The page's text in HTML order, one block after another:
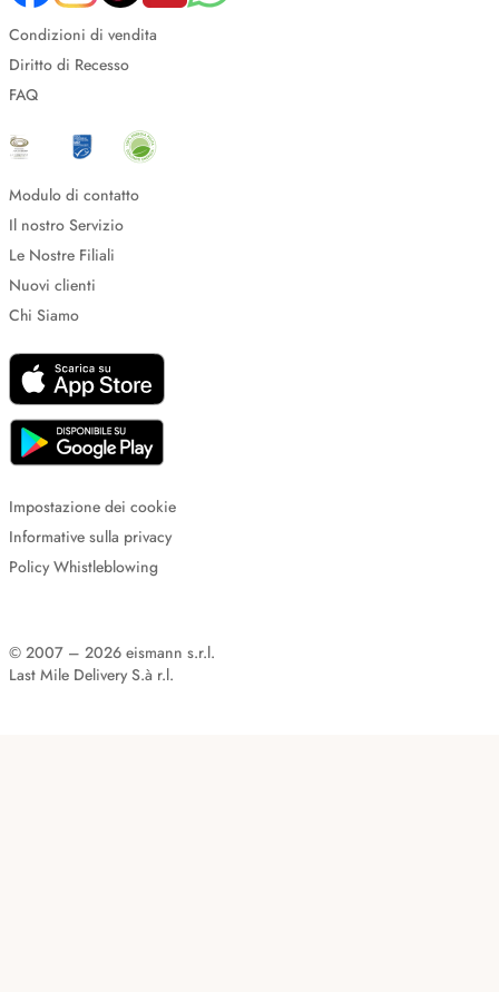
Condizioni di vendita
Diritto di Recesso
FAQ
Modulo di contatto
Il nostro Servizio
Le Nostre Filiali
Nuovi clienti
Chi Siamo
Impostazione dei cookie
Informative sulla privacy
Policy Whistleblowing
© 2007 – 2026 eismann s.r.l.
Last Mile Delivery S.à r.l.